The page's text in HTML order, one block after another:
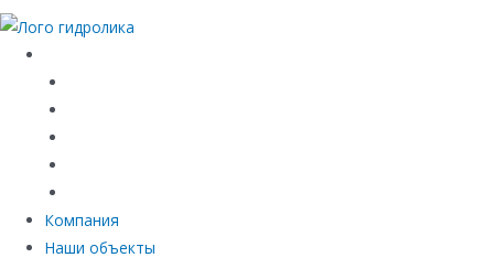
Компания
Наши объекты